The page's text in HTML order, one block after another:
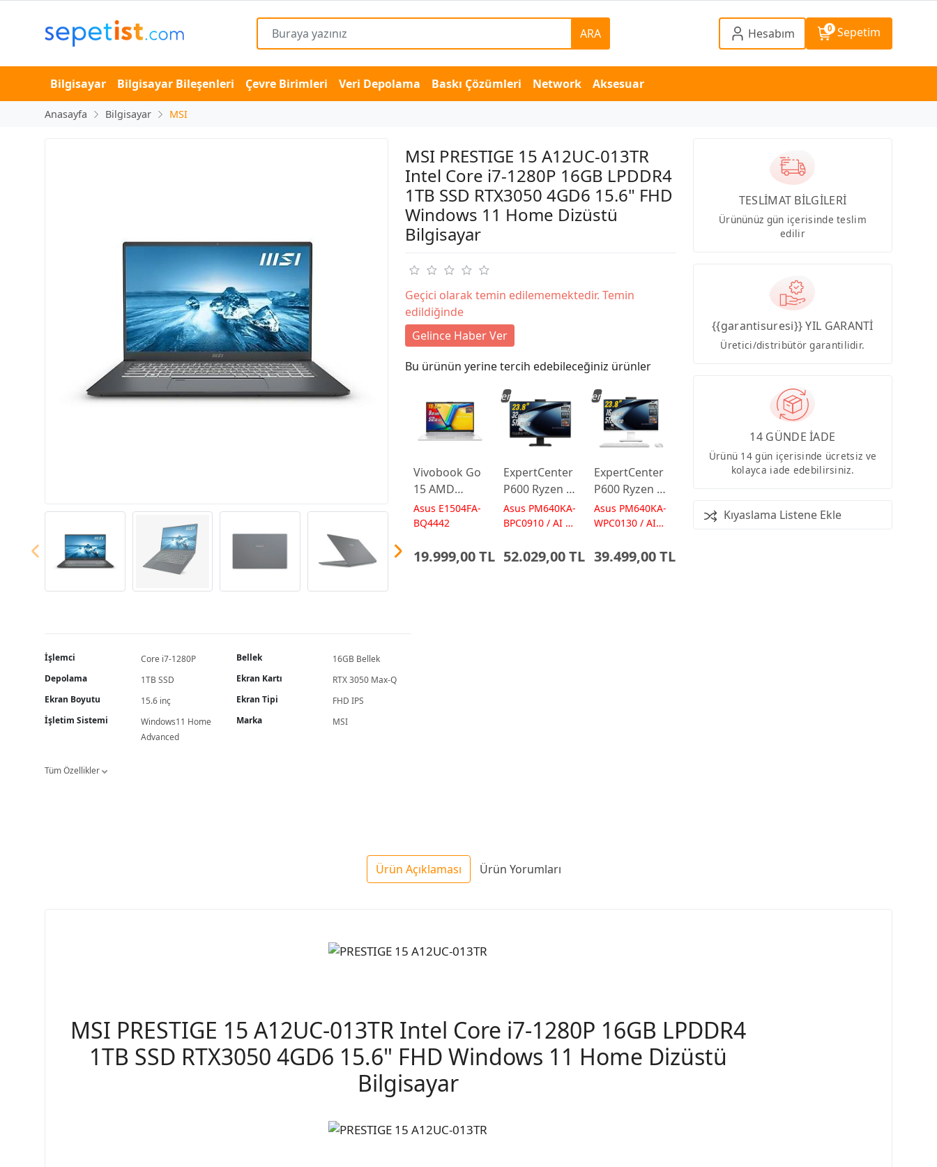
ARA Hesabım 0 Sepetim
Bilgisayar Bilgisayar Bileşenleri Çevre Birimleri Veri Depolama Baskı Çözümleri Network Aksesuar
Anasayfa Bilgisayar MSI
MSI PRESTIGE 15 A12UC-013TR
Intel Core i7-1280P 16GB LPDDR4
1TB SSD RTX3050 4GD6 15.6" FHD
Windows 11 Home Dizüstü
Bilgisayar
Geçici olarak temin edilememektedir. Temin
edildiğinde
Gelince Haber Ver
Bu ürünün yerine tercih edebileceğiniz ürünler
Vivobook Go
15 AMD
Ryzen 5
7520U 8GB
FreeDos
Asus E1504FA-
BQ4442
19.999,00 TL
ExpertCenter
P600 Ryzen AI
7-350 32GB
512GB 23.8
Siyah AI-
Asus PM640KA-
BPC0910 / AI 50
52.029,00 TL
Yeni
ExpertCenter
P600 Ryzen AI
5-330 16GB
512GB 23.8
Beyaz AI-
Asus PM640KA-
WPC0130 / AI
39.499,00 TL
Yeni
TESLİMAT BİLGİLERİ
Ürününüz gün içerisinde teslim
edilir
{{garantisuresi}} YIL GARANTİ
Üretici/distribütör garantilidir.
14 GÜNDE İADE
Ürünü 14 gün içerisinde ücretsiz ve
kolayca iade edebilirsiniz.
Kıyaslama Listene Ekle
İşlemci Core i7-1280P Bellek
16GB Bellek
Depolama
1TB SSD Ekran Kartı
RTX 3050 Max-Q
Ekran Boyutu
15.6 inç Ekran Tipi
FHD IPS
İşletim Sistemi
Windows11 Home
Advanced
Marka MSI
Tüm Özellikler
Ürün Açıklaması Ürün Yorumları
MSI PRESTIGE 15 A12UC-013TR Intel Core i7-1280P 16GB LPDDR4
1TB SSD RTX3050 4GD6 15.6" FHD Windows 11 Home Dizüstü
Bilgisayar